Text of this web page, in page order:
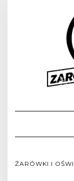
ŻARÓWKI I